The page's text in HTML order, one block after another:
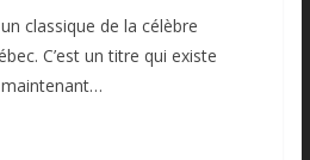
classique de la célèbre
C’est un titre qui existe